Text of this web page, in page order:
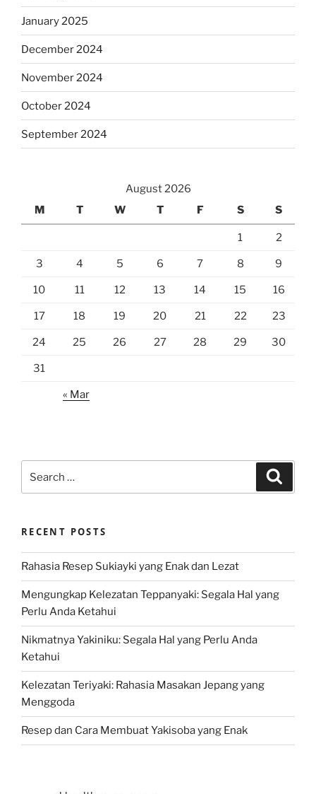
January 2025
December 2024
November 2024
October 2024
September 2024
August 2026
M
T W T F S S
1 2
3 4 5 6 7 8 9
10 11 12 13 14 15 16
17 18 19 20 21 22 23
24 25 26 27 28 29 30
31
« Mar
for:
RECENT POSTS
Rahasia Resep Sukiayki yang Enak dan Lezat
Mengungkap Kelezatan Teppanyaki: Segala Hal yang
Perlu Anda Ketahui
Nikmatnya Yakiniku: Segala Hal yang Perlu Anda
Ketahui
Kelezatan Teriyaki: Rahasia Masakan Jepang yang
Menggoda
Resep dan Cara Membuat Yakisoba yang Enak